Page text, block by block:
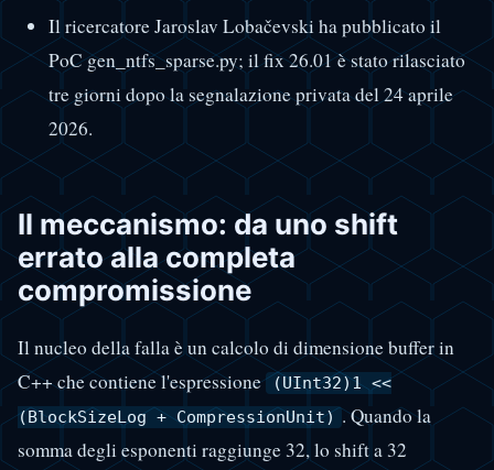
Il ricercatore Jaroslav Lobačevski ha pubblicato il
PoC gen_ntfs_sparse.py; il fix 26.01 è stato rilasciato
tre giorni dopo la segnalazione privata del 24 aprile
2026.
Il meccanismo: da uno shift
errato alla completa
compromissione
Il nucleo della falla è un calcolo di dimensione buffer in
C++ che contiene l'espressione (UInt32)1 <<
(BlockSizeLog + CompressionUnit) . Quando la
somma degli esponenti raggiunge 32, lo shift a 32